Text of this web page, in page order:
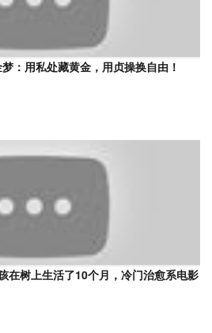
：用私处藏黄金，用贞操换自由！
在树上生活了10个月，冷门治愈系电影